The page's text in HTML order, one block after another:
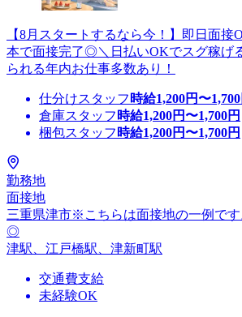
【8月スタートするなら今！】即日面接
本で面接完了◎＼日払いOKでスグ稼げ
られる年内お仕事多数あり！
仕分けスタッフ 時給1,200円〜1,700
倉庫スタッフ 時給1,200円〜1,700円
梱包スタッフ 時給1,200円〜1,700円
勤務地
面接地
三重県津市※こちらは面接地の一例で
◎
津駅、江戸橋駅、津新町駅
交通費支給
未経験OK